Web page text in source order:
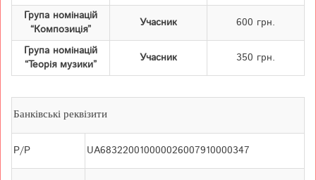
Група номінацій
“Композиція”
Учасник 600 грн.
Група номінацій
“Теорія музики”
Учасник 350 грн.
Банківські реквізити
Р/Р UA683220010000026007910000347